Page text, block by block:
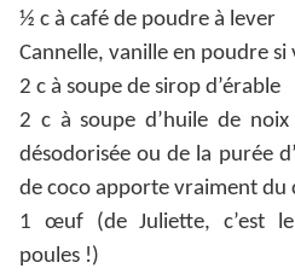
½ c à café de poudre à lever
Cannelle, vanille en poudre si
2 c à soupe de sirop d’érable
2 c à soupe d’huile de
désodorisée ou de la purée
de coco apporte vraiment du
1 œuf (de Juliette, c’est
poules !)